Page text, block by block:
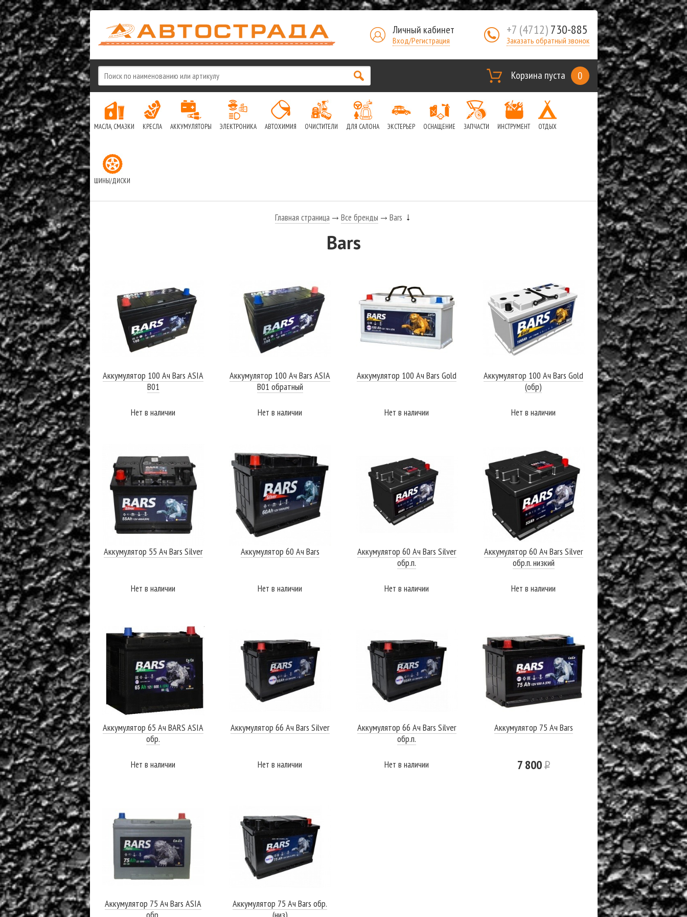
Личный кабинет
Вход/Регистрация
+7 (4712)730-885
Заказать обратный звонок
Корзина пуста 0
МАСЛА, СМАЗКИ КРЕСЛА АККУМУЛЯТОРЫ ЭЛЕКТРОНИКА АВТОХИМИЯ ОЧИСТИТЕЛИ ДЛЯ САЛОНА ЭКСТЕРЬЕР ОСНАЩЕНИЕ ЗАПЧАСТИ ИНСТРУМЕНТ ОТДЫХ
ШИНЫ/ДИСКИ
Главная страница Все бренды Bars
Bars
Аккумулятор 100 Ач Bars ASIA
B01
Нет в наличии
Аккумулятор 100 Ач Bars ASIA
B01 обратный
Нет в наличии
Аккумулятор 100 Ач Bars Gold
Нет в наличии
Аккумулятор 100 Ач Bars Gold
(обр)
Нет в наличии
Аккумулятор 55 Ач Bars Silver
Нет в наличии
Аккумулятор 60 Ач Bars
Нет в наличии
Аккумулятор 60 Ач Bars Silver
обр.п.
Нет в наличии
Аккумулятор 60 Ач Bars Silver
обр.п. низкий
Нет в наличии
Аккумулятор 65 Ач BARS ASIA
обр.
Нет в наличии
Аккумулятор 66 Ач Bars Silver
Нет в наличии
Аккумулятор 66 Ач Bars Silver
обр.п.
Нет в наличии
Аккумулятор 75 Ач Bars
7 800Р
Аккумулятор 75 Ач Bars ASIA
Аккумулятор 75 Ач Bars обр.